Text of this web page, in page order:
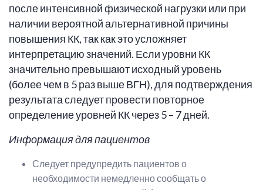
после интенсивной физической нагрузки или при
наличии вероятной альтернативной причины
повышения КК, так как это усложняет
интерпретацию значений. Если уровни КК
значительно превышают исходный уровень
(более чем в 5 раз выше ВГН), для подтверждения
результата следует провести повторное
определение уровней КК через 5 – 7 дней.
Информация для пациентов
Следует предупредить пациентов о
необходимости немедленно сообщать о